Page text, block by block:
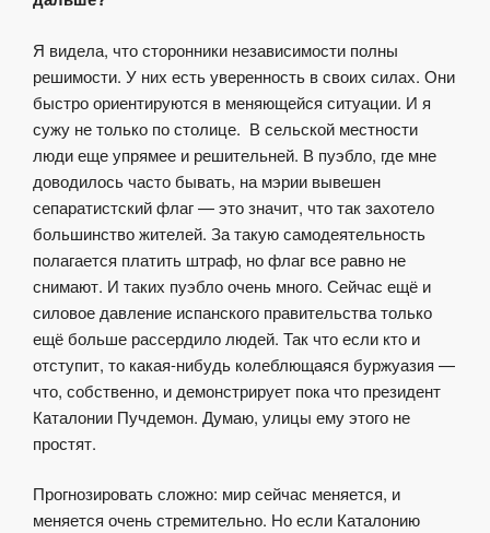
Я видела, что сторонники независимости полны
решимости. У них есть уверенность в своих силах. Они
быстро ориентируются в меняющейся ситуации. И я
сужу не только по столице. В сельской местности
люди еще упрямее и решительней. В пуэбло, где мне
доводилось часто бывать, на мэрии вывешен
сепаратистский флаг — это значит, что так захотело
большинство жителей. За такую самодеятельность
полагается платить штраф, но флаг все равно не
снимают. И таких пуэбло очень много. Сейчас ещё и
силовое давление испанского правительства только
ещё больше рассердило людей. Так что если кто и
отступит, то какая-нибудь колеблющаяся буржуазия —
что, собственно, и демонстрирует пока что президент
Каталонии Пучдемон. Думаю, улицы ему этого не
простят.
Прогнозировать сложно: мир сейчас меняется, и
меняется очень стремительно. Но если Каталонию